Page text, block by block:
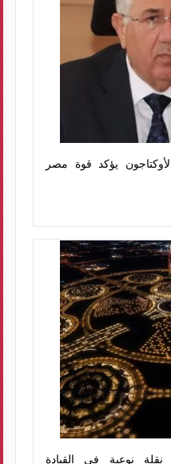
يؤكد قوة مصر
نقلة نوعية في القيادة